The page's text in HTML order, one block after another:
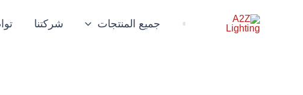
جميع المنتجات شركتنا